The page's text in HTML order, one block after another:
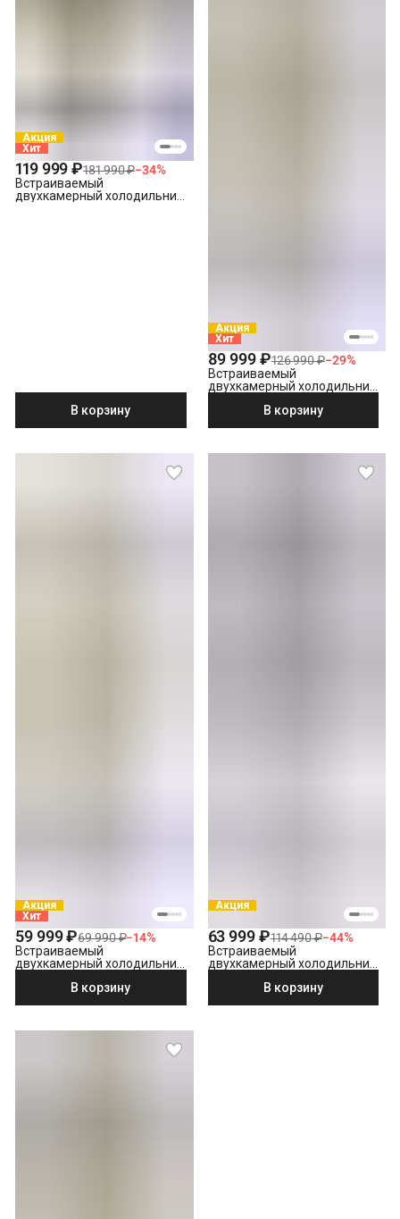
Акция
Хит
119 999 ₽181 990 ₽−34%
Встраиваемый
двухкамерный холодильник
В корзину
Акция
Хит
89 999 ₽126 990 ₽−29%
Встраиваемый
двухкамерный холодильник
В корзину
Акция
Хит
59 999 ₽69 990 ₽−14%
Встраиваемый
двухкамерный холодильник
В корзину
Акция
63 999 ₽114 490 ₽−44%
Встраиваемый
двухкамерный холодильник
В корзину